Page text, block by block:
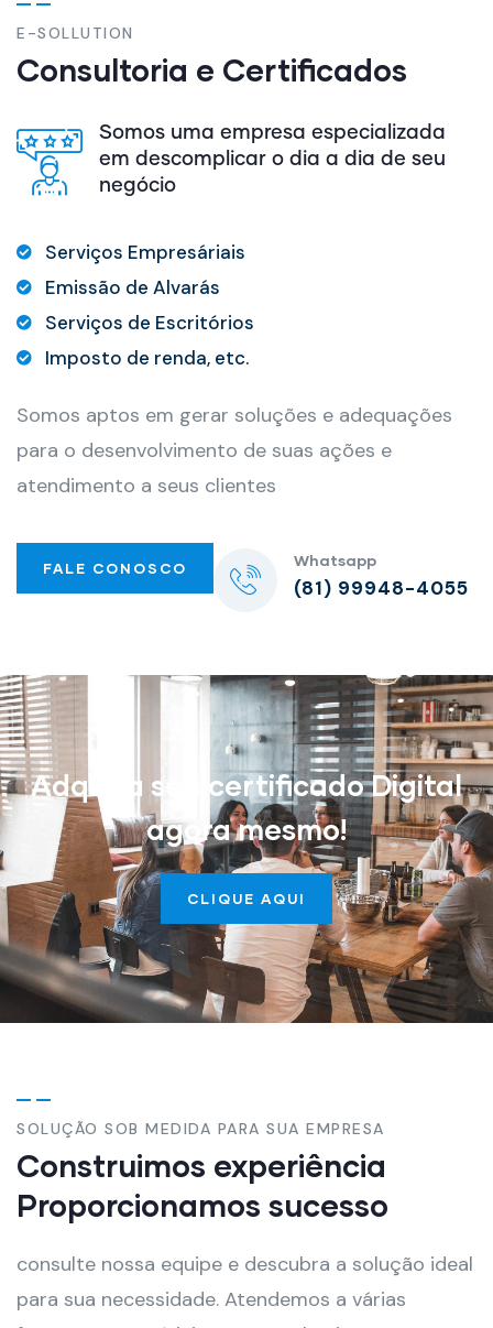
E-SOLLUTION
Consultoria e Certificados
Somos uma empresa especializada
em descomplicar o dia a dia de seu
negócio
Serviços Empresáriais
Emissão de Alvarás
Serviços de Escritórios
Imposto de renda, etc.
Somos aptos em gerar soluções e adequações
para o desenvolvimento de suas ações e
atendimento a seus clientes
FALE CONOSCO Whatsapp
(81) 99948-4055
Adquira seu certificado Digital
agora mesmo!
CLIQUE AQUI
SOLUÇÃO SOB MEDIDA PARA SUA EMPRESA
Construimos experiência
Proporcionamos sucesso
consulte nossa equipe e descubra a solução ideal
para sua necessidade. Atendemos a várias